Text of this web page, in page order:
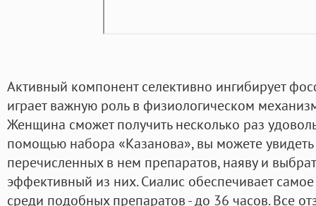
Активный компонент селективно ингибирует
играет важную роль в физиологическом
Женщина сможет получить несколько раз
помощью набора «Казанова», вы можете
перечисленных в нем препаратов, наяву и
эффективный из них. Сиалис обеспечивает
среди подобных препаратов - до 36 часов. Все